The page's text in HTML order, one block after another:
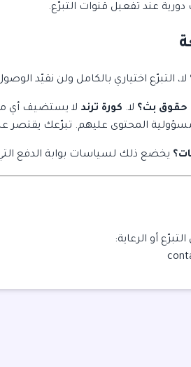
عند تفعيل قنوات التبرّع.
لا، التبرّع اختياري بالكامل ولن نقيّد
حقوق بث؟ لا. كورة ترند لا يستضيف أي
المحتوى عليهم. تبرّعك
يخضع ذلك لسياسات بوابة الدفع
أو الرعاية: